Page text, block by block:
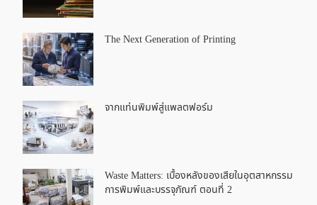
The Next Generation of Printing
จากแท่นพิมพ์สู่แพลตฟอร์ม
Waste Matters: เบื้องหลังของเสียในอุตสาหกรรม
การพิมพ์และบรรจุภัณฑ์ ตอนที่ 2